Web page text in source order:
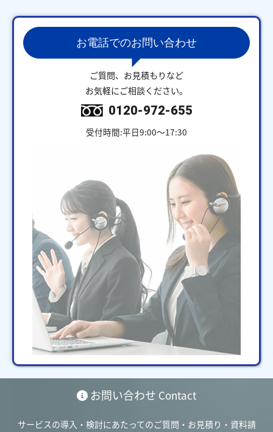
お電話でのお問い合わせ
ご質問、お見積もりなど
お気軽にご相談ください。
0120-972-655
受付時間:平日9:00～17:30
お問い合わせ Contact
サービスの導入・検討にあたってのご質問・お見積り・資料請